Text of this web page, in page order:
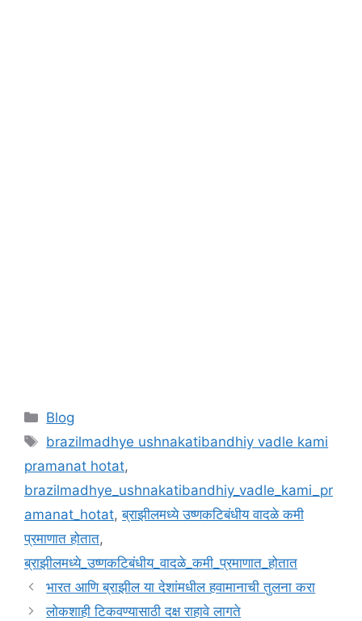
Categories
Blog
Tags
brazilmadhye ushnakatibandhiy vadle kami
pramanat hotat,
brazilmadhye_ushnakatibandhiy_vadle_kami_pr
amanat_hotat,ब्राझीलमध्ये उष्णकटिबंधीय वादळे कमी
प्रमाणात होतात,
ब्राझीलमध्ये_उष्णकटिबंधीय_वादळे_कमी_प्रमाणात_होतात
भारत आणि ब्राझील या देशांमधील हवामानाची तुलना करा
लोकशाही टिकवण्यासाठी दक्ष राहावे लागते